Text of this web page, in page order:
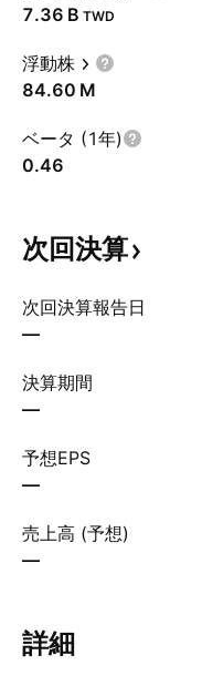
‪7.36 B‬ TWD
浮動株
‪84.60 M‬
ベータ (1年)
0.46
次回決算
次回決算報告日
—
決算期間
—
予想EPS
—
売上高 (予想)
—
詳細